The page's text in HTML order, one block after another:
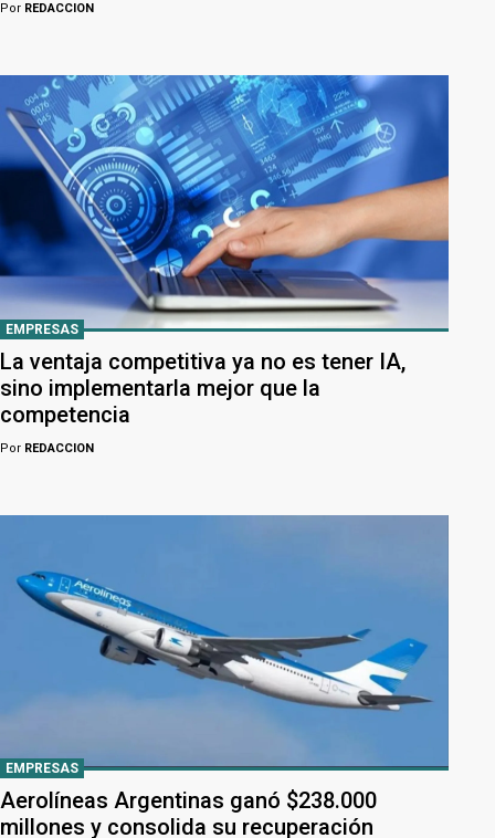
Por REDACCION
EMPRESAS
La ventaja competitiva ya no es tener IA,
sino implementarla mejor que la
competencia
Por REDACCION
EMPRESAS
Aerolíneas Argentinas ganó $238.000
millones y consolida su recuperación